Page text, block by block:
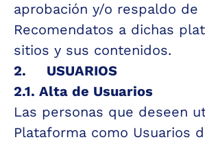
aprobación y/o respaldo de
Recomendatos a dichas
sitios y sus contenidos.
2.     USUARIOS
2.1. Alta de Usuarios
Las personas que deseen
Plataforma como Usuarios